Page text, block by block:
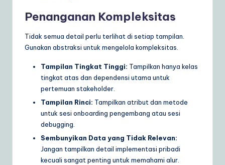
Penanganan Kompleksitas
Tidak semua detail perlu terlihat di setiap tampilan.
Gunakan abstraksi untuk mengelola kompleksitas.
Tampilan Tingkat Tinggi: Tampilkan hanya kelas
tingkat atas dan dependensi utama untuk
pertemuan stakeholder.
Tampilan Rinci: Tampilkan atribut dan metode
untuk sesi onboarding pengembang atau sesi
debugging.
Sembunyikan Data yang Tidak Relevan:
Jangan tampilkan detail implementasi pribadi
kecuali sangat penting untuk memahami alur.